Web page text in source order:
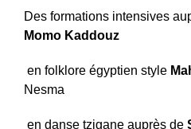
Des formations intensives
Momo Kaddouz
en folklore égyptien style
Nesma
en danse tzigane auprès de